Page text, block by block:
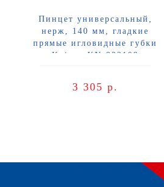
Пинцет универсальный,
нерж, 140 мм, гладкие
прямые игловидные губки
Knipex KN-922108
3 305 р.